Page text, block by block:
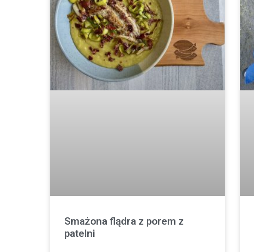
Smażona flądra z porem z
patelni